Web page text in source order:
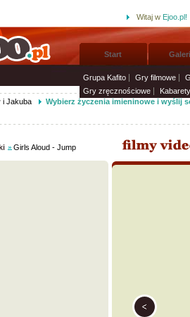
Witaj w Ejoo.pl!
Start
Grupa Kafito Gry filmowe
Gry zręcznościowe
Kabarety
i Jakuba Wybierz życzenia imieninowe i wyślij
Girls Aloud - Jump